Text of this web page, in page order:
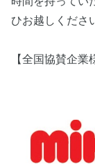
ひお越しくださ
【全国協賛企業